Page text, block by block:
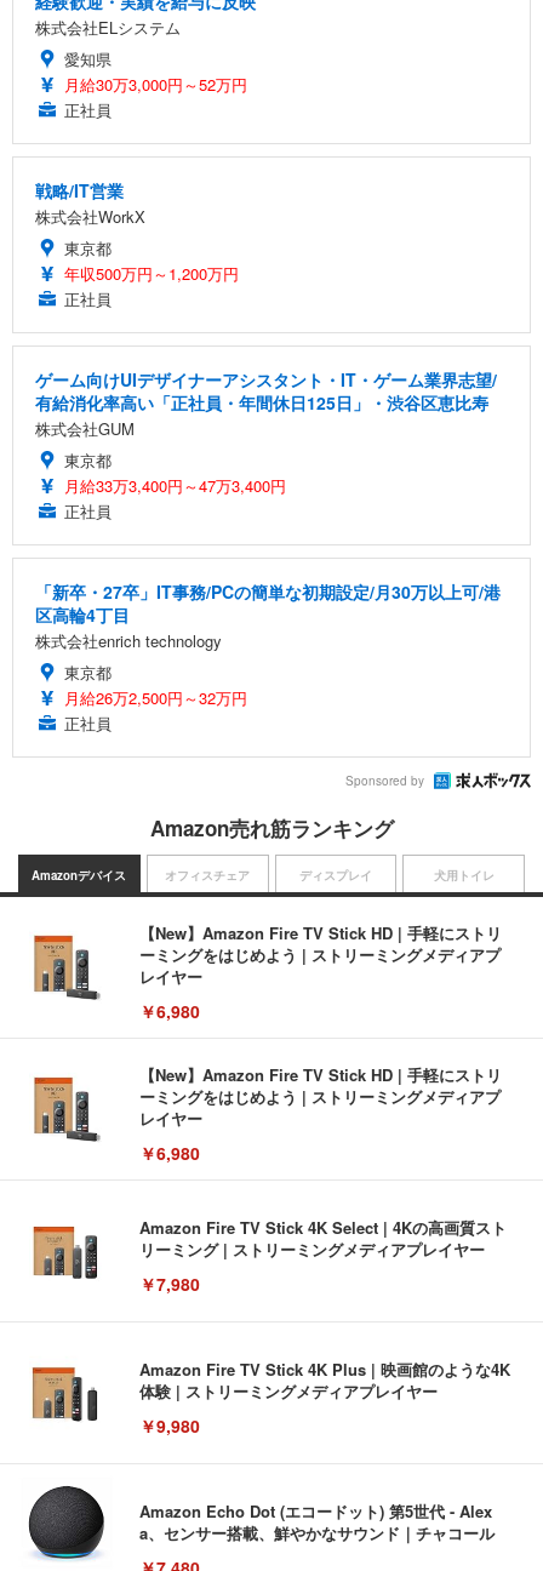
株式会社ELシステム
愛知県
月給30万3,000円～52万円
正社員
戦略/IT営業
株式会社WorkX
東京都
年収500万円～1,200万円
正社員
ゲーム向けUIデザイナーアシスタント・IT・ゲーム業界志望/
有給消化率高い「正社員・年間休日125日」・渋谷区恵比寿
株式会社GUM
東京都
月給33万3,400円～47万3,400円
正社員
「新卒・27卒」IT事務/PCの簡単な初期設定/月30万以上可/港
区高輪4丁目
株式会社enrich technology
東京都
月給26万2,500円～32万円
正社員
Sponsored by
Amazon売れ筋ランキング
Amazonデバイス
【New】Amazon Fire TV Stick HD | 手軽にストリ
ーミングをはじめよう | ストリーミングメディアプ
レイヤー
￥6,980
【New】Amazon Fire TV Stick HD | 手軽にストリ
ーミングをはじめよう | ストリーミングメディアプ
レイヤー
￥6,980
Amazon Fire TV Stick 4K Select | 4Kの高画質スト
リーミング | ストリーミングメディアプレイヤー
￥7,980
Amazon Fire TV Stick 4K Plus | 映画館のような4K
体験 | ストリーミングメディアプレイヤー
￥9,980
Amazon Echo Dot (エコードット) 第5世代 - Alex
a、センサー搭載、鮮やかなサウンド｜チャコール
オフィスチェア ディスプレイ 犬用トイレ